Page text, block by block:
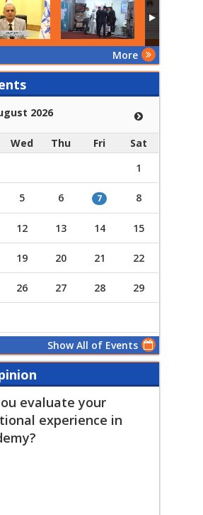
More
2026
Wed Thu Fri
Sat
1
5 6 7 8
12 13 14 15
19 20 21 22
26 27 28 29
Show All of Events
evaluate your
experience in